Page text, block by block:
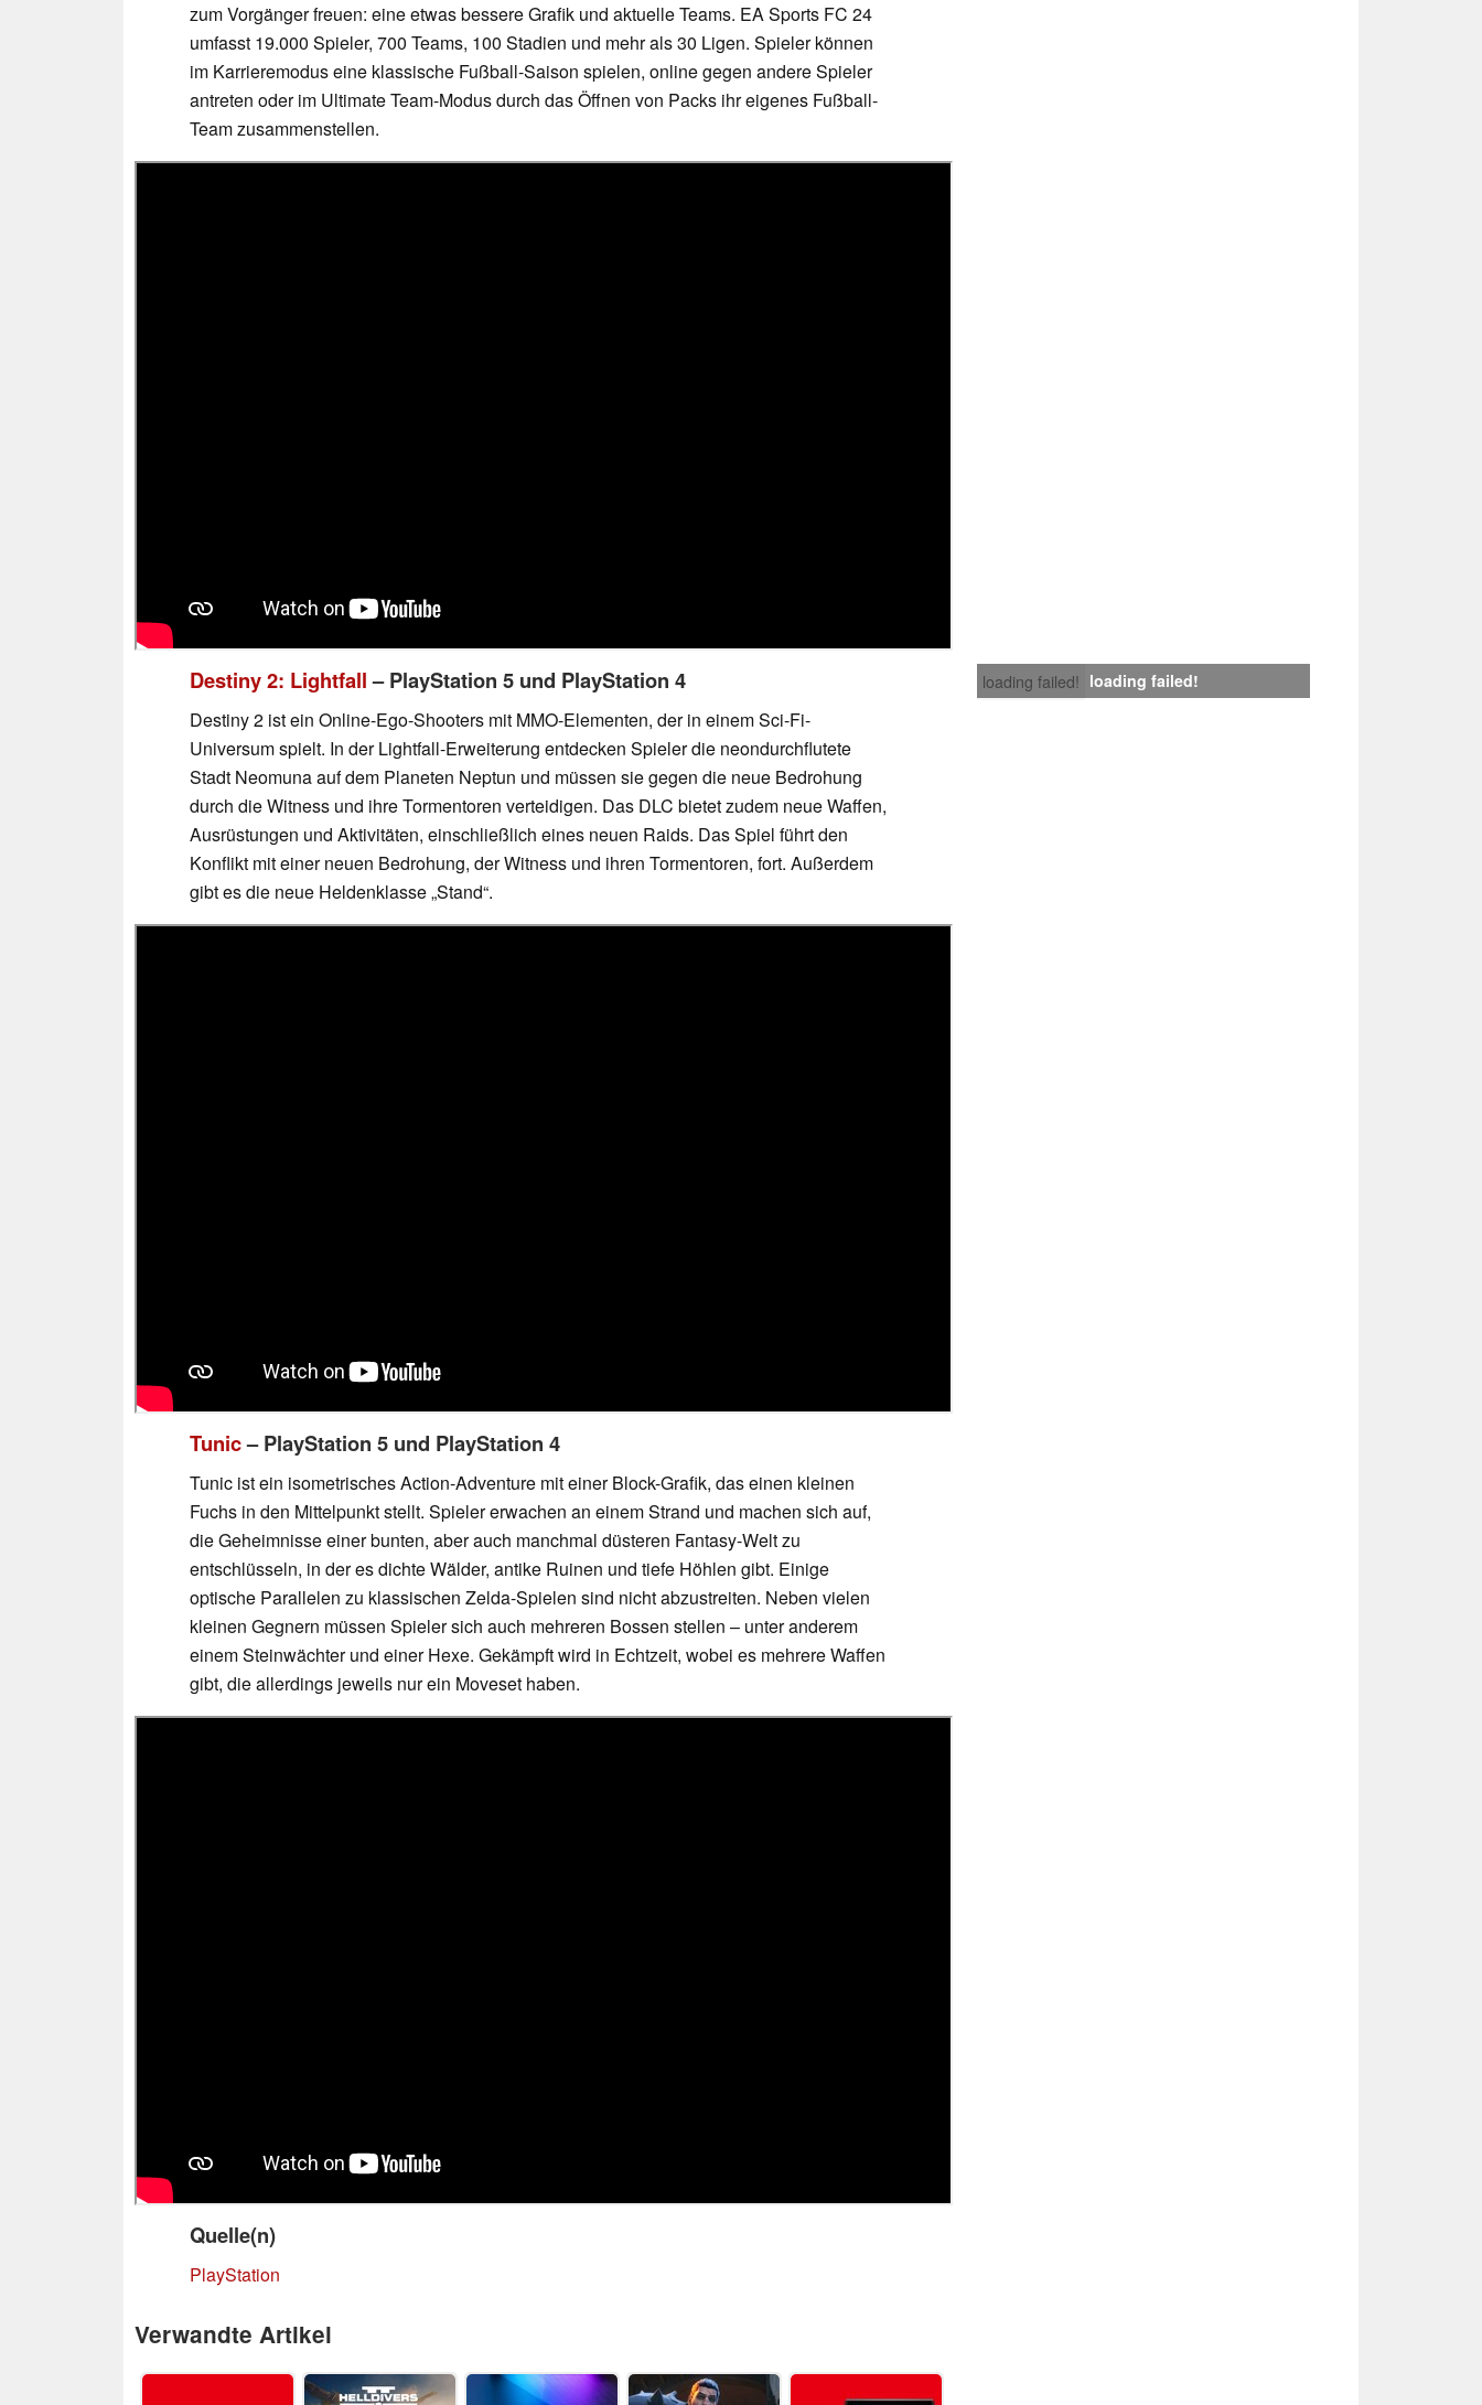
zum Vorgänger freuen: eine etwas bessere Grafik und aktuelle Teams. EA Sports FC 24
umfasst 19.000 Spieler, 700 Teams, 100 Stadien und mehr als 30 Ligen. Spieler können
im Karrieremodus eine klassische Fußball-Saison spielen, online gegen andere Spieler
antreten oder im Ultimate Team-Modus durch das Öffnen von Packs ihr eigenes Fußball-
Team zusammenstellen.
loading failed! loading failed!
Destiny 2: Lightfall– PlayStation 5 und PlayStation 4
Destiny 2 ist ein Online-Ego-Shooters mit MMO-Elementen, der in einem Sci-Fi-
Universum spielt. In der Lightfall-Erweiterung entdecken Spieler die neondurchflutete
Stadt Neomuna auf dem Planeten Neptun und müssen sie gegen die neue Bedrohung
durch die Witness und ihre Tormentoren verteidigen. Das DLC bietet zudem neue Waffen,
Ausrüstungen und Aktivitäten, einschließlich eines neuen Raids. Das Spiel führt den
Konflikt mit einer neuen Bedrohung, der Witness und ihren Tormentoren, fort. Außerdem
gibt es die neue Heldenklasse „Stand“.
Tunic– PlayStation 5 und PlayStation 4
Tunic ist ein isometrisches Action-Adventure mit einer Block-Grafik, das einen kleinen
Fuchs in den Mittelpunkt stellt. Spieler erwachen an einem Strand und machen sich auf,
die Geheimnisse einer bunten, aber auch manchmal düsteren Fantasy-Welt zu
entschlüsseln, in der es dichte Wälder, antike Ruinen und tiefe Höhlen gibt. Einige
optische Parallelen zu klassischen Zelda-Spielen sind nicht abzustreiten. Neben vielen
kleinen Gegnern müssen Spieler sich auch mehreren Bossen stellen – unter anderem
einem Steinwächter und einer Hexe. Gekämpft wird in Echtzeit, wobei es mehrere Waffen
gibt, die allerdings jeweils nur ein Moveset haben.
Quelle(n)
PlayStation
Verwandte Artikel